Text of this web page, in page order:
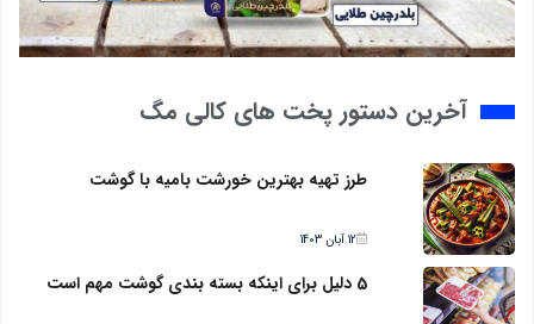
آخرین دستور پخت های کالی مگ
طرز تهیه بهترین خورشت بامیه با گوشت
12 آبان 1403
5 دلیل برای اینکه بسته بندی گوشت مهم است